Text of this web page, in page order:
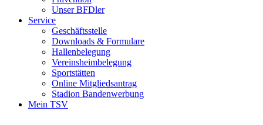
Unser BFDler
Service
Geschäftsstelle
Downloads & Formulare
Hallenbelegung
Vereinsheimbelegung
Sportstätten
Online Mitgliedsantrag
Stadion Bandenwerbung
Mein TSV